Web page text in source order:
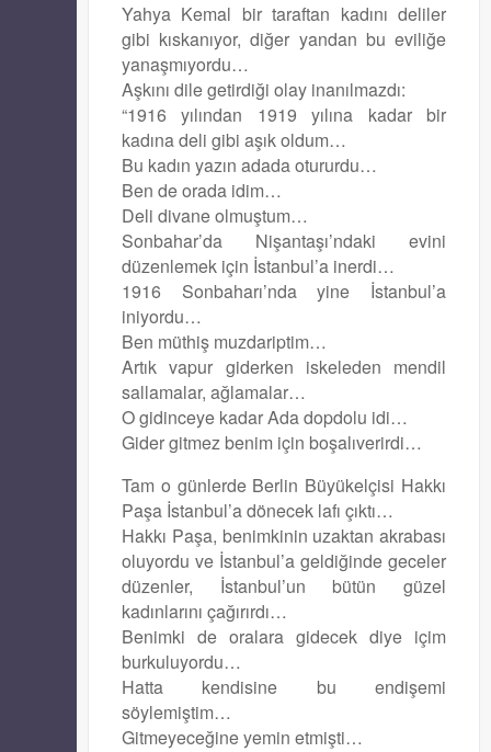
Yahya Kemal bir taraftan kadını deliler
gibi kıskanıyor, diğer yandan bu eviliğe
yanaşmıyordu…
Aşkını dile getirdiği olay inanılmazdı:
“1916 yılından 1919 yılına kadar bir
kadına deli gibi aşık oldum…
Bu kadın yazın adada otururdu…
Ben de orada idim…
Deli divane olmuştum…
Sonbahar’da Nişantaşı’ndaki evini
düzenlemek için İstanbul’a inerdi…
1916 Sonbaharı’nda yine İstanbul’a
iniyordu…
Ben müthiş muzdariptim…
Artık vapur giderken iskeleden mendil
sallamalar, ağlamalar…
O gidinceye kadar Ada dopdolu idi…
Gider gitmez benim için boşalıverirdi…
Tam o günlerde Berlin Büyükelçisi Hakkı
Paşa İstanbul’a dönecek lafı çıktı…
Hakkı Paşa, benimkinin uzaktan akrabası
oluyordu ve İstanbul’a geldiğinde geceler
düzenler, İstanbul’un bütün güzel
kadınlarını çağırırdı…
Benimki de oralara gidecek diye içim
burkuluyordu…
Hatta kendisine bu endişemi
söylemiştim…
Gitmeyeceğine yemin etmişti…